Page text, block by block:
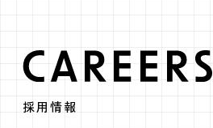
CAREERS
採用情報